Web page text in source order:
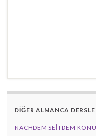
DİĞER ALMANCA
NACHDEM SEITDEM